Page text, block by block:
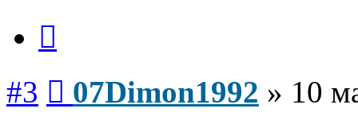
#3 07Dimon1992 » 10